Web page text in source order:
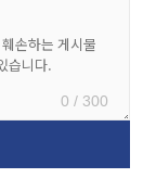
0 / 300